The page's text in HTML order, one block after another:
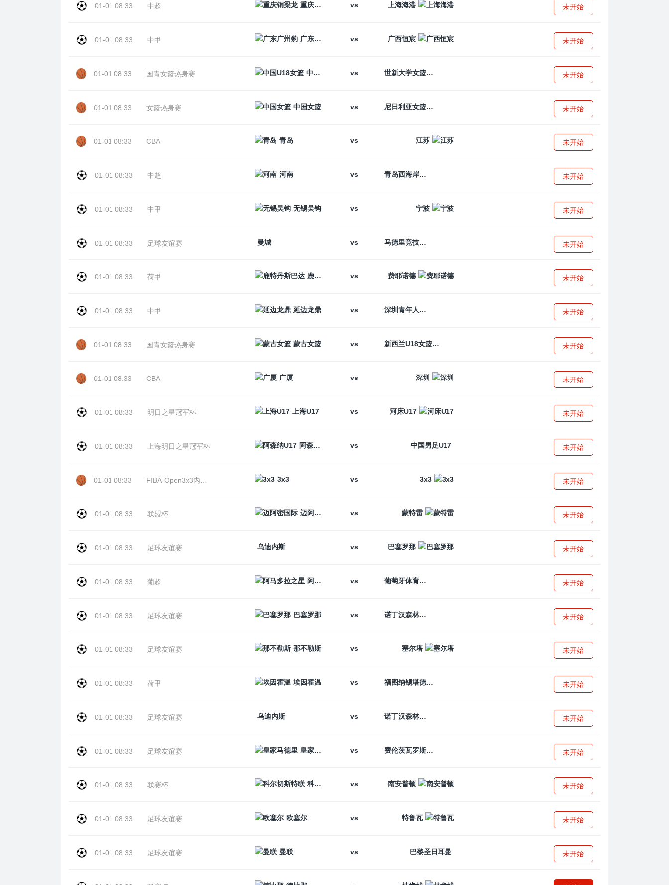
01-01 08:33 中超 重庆铜梁龙 vs 上海海港 未开始
01-01 08:33 中甲 广东广州豹 vs 广西恒宸 未开始
01-01 08:33 国青女篮热身赛 中国U18女篮 vs 世新大学女篮 未开始
01-01 08:33 女篮热身赛 中国女篮 vs 尼日利亚女篮 未开始
01-01 08:33 CBA 青岛 vs 江苏 未开始
01-01 08:33 中超 河南 vs 青岛西海岸 未开始
01-01 08:33 中甲 无锡吴钩 vs 宁波 未开始
01-01 08:33 足球友谊赛 曼城 vs 马德里竞技 未开始
01-01 08:33 荷甲 鹿特丹斯巴达 vs 费耶诺德 未开始
01-01 08:33 中甲 延边龙鼎 vs 深圳青年人 未开始
01-01 08:33 国青女篮热身赛 蒙古女篮 vs 新西兰U18女篮 未开始
01-01 08:33 CBA 广厦 vs 深圳 未开始
01-01 08:33 明日之星冠军杯 上海U17 vs 河床U17 未开始
01-01 08:33 上海明日之星冠军杯 阿森纳U17 vs 中国男足U17 未开始
01-01 08:33 3x3 vs 3x3 未开始
01-01 08:33 联盟杯 迈阿密国际 vs 蒙特雷 未开始
01-01 08:33 足球友谊赛 乌迪内斯 vs 巴塞罗那 未开始
01-01 08:33 葡超 阿马多拉之星 vs 葡萄牙体育 未开始
01-01 08:33 足球友谊赛 巴塞罗那 vs 诺丁汉森林 未开始
01-01 08:33 足球友谊赛 那不勒斯 vs 塞尔塔 未开始
01-01 08:33 荷甲 埃因霍温 vs 福图纳锡塔德 未开始
01-01 08:33 足球友谊赛 乌迪内斯 vs 诺丁汉森林 未开始
01-01 08:33 足球友谊赛 皇家马德里 vs 费伦茨瓦罗斯 未开始
01-01 08:33 联赛杯 科尔切斯特联 vs 南安普顿 未开始
01-01 08:33 足球友谊赛 欧塞尔 vs 特鲁瓦 未开始
01-01 08:33 足球友谊赛 曼联 vs 巴黎圣日耳曼 未开始